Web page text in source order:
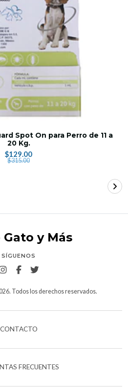
Spot On para Perro de 11 a
20 Kg.
$129.00
$315.00
y Más
SÍGUENOS
Todos los derechos reservados.
CONTACTO
FRECUENTES